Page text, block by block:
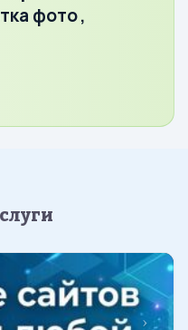
фото ,